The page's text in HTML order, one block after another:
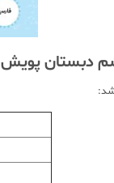
دبستان پویش